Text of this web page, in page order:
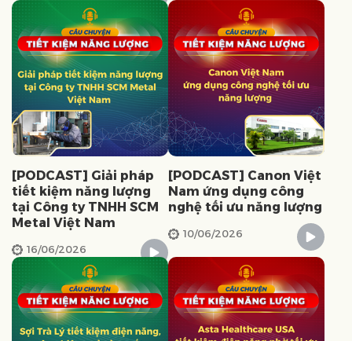
[PODCAST] Giải pháp
tiết kiệm năng lượng
tại Công ty TNHH SCM
Metal Việt Nam
16/06/2026
[PODCAST] Canon Việt
Nam ứng dụng công
nghệ tối ưu năng lượng
10/06/2026